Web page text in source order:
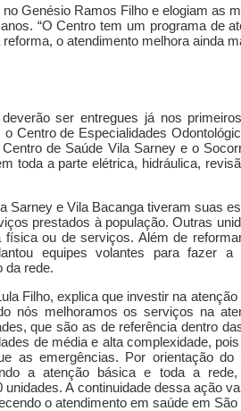
Genésio Ramos Filho e elogiam as
“O Centro tem um programa de
o atendimento melhora ainda
ser entregues já nos
Centro de Especialidades
de Saúde Vila Sarney e o
toda a parte elétrica, hidráulica,
Sarney e Vila Bacanga tiveram suas
prestados à população. Outras
física ou de serviços. Além de
equipes volantes para fazer a
da rede.
Filho, explica que investir na
nós melhoramos os serviços na
que são as de referência dentro
de média e alta complexidade,
as emergências. Por orientação do
a atenção básica e toda a
A continuidade dessa ação
o atendimento em saúde em São